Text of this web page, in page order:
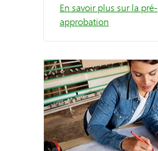
En savoir plus sur la pré-
approbation